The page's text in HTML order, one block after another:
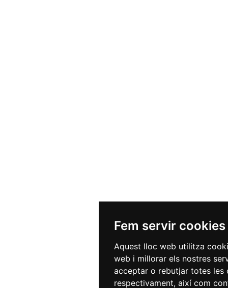
Fem servir cookies
Aquest lloc web utilitza
web i millorar els nostres
acceptar o rebutjar totes
respectivament, així com